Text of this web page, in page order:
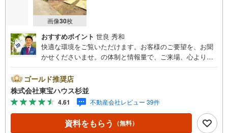
画像30枚
おすすめポイント 世良 秀和
快適な環境をご覧いただけます。お客様のご要望を、お聞
かせくださいませ。の体制と情報量で、ご来場、心よりお
「未来カレンダー」のご提案。・ 未来に起こるであろうご
自宅リフォームをオンライン上でご提案「ミラカレクラ
ブ」。・ 不動産売却時、ご自宅を綺麗にかつ瀟洒にさせる
CG加工ホームステイジングサービス。・ 購入者様へ、税
理士による確定申告の無料セミナーをご招待いたします。
◆ご予約に際して◆日時のご希望をお伝えください。（も
ゴールド推奨店
株式会社東宝ハウス杉並
4.61 不動産会社レビュー 39件
資料をもらう （無料）